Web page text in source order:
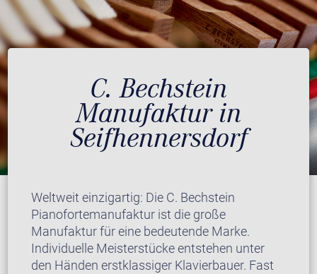
C. Bechstein
Manufaktur in
Seifhennersdorf
Weltweit einzigartig: Die C. Bechstein
Pianofortemanufaktur ist die große
Manufaktur für eine bedeutende Marke.
Individuelle Meisterstücke entstehen unter
den Händen erstklassiger Klavierbauer. Fast